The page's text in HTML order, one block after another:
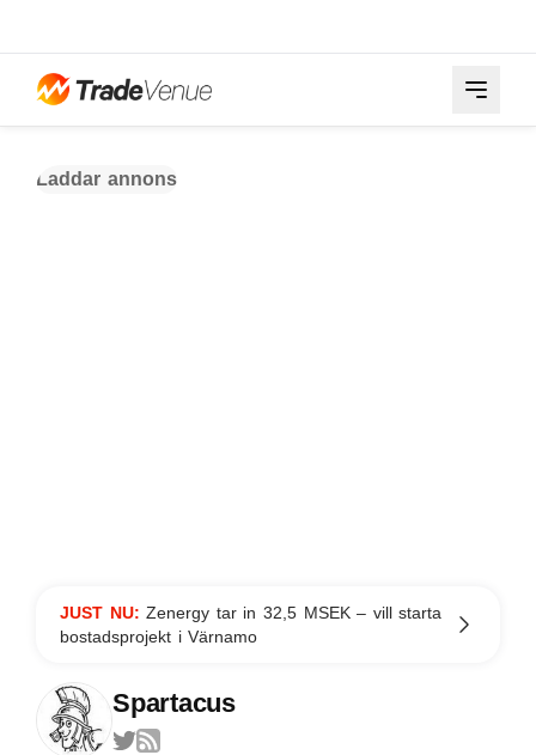
Laddar annons
JUST NU:Zenergy tar in 32,5 MSEK – vill starta
bostadsprojekt i Värnamo
Spartacus